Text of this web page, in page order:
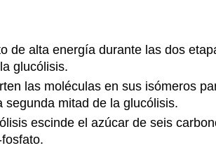
de alta energía durante las dos
glucólisis.
las moléculas en sus isómeros
mitad de la glucólisis.
escinde el azúcar de seis